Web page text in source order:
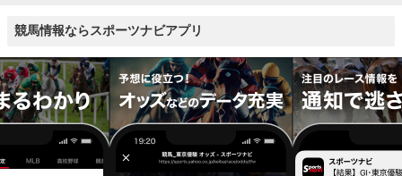
競馬情報ならスポーツナビアプリ